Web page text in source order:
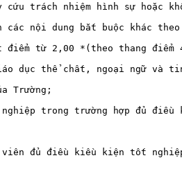
trách nhiệm hình sự hoặc
nội dung bắt buộc khác
điểm từ 2,00 *(theo thang
dục thể chất, ngoại ngữ và
Trường;
trong trường hợp đủ